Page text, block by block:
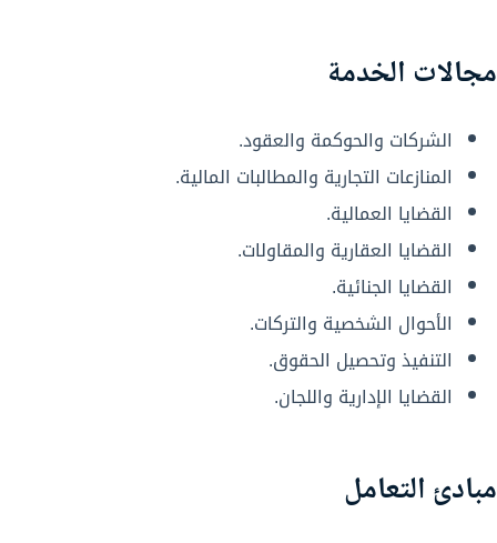
مجالات الخدمة
الشركات والحوكمة والعقود.
المنازعات التجارية والمطالبات المالية.
القضايا العمالية.
القضايا العقارية والمقاولات.
القضايا الجنائية.
الأحوال الشخصية والتركات.
التنفيذ وتحصيل الحقوق.
القضايا الإدارية واللجان.
مبادئ التعامل